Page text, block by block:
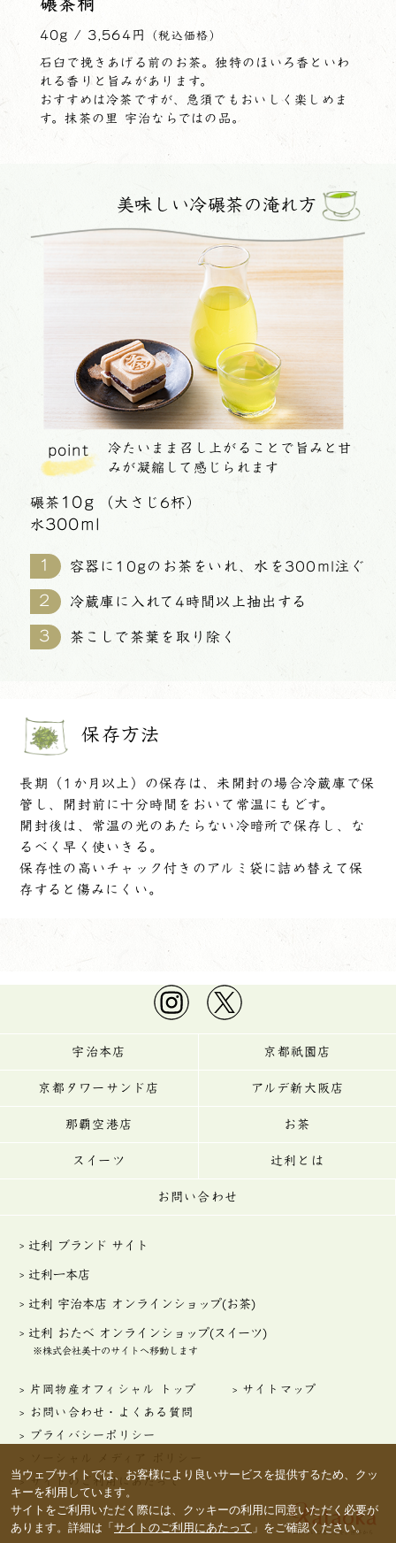
碾茶桐
40g / 3,564円 （税込価格）
石臼で挽きあげる前のお茶。独特のほいろ香といわ
れる香りと旨みがあります。
おすすめは冷茶ですが、急須でもおいしく楽しめま
す。抹茶の里 宇治ならではの品。
美味しい冷碾茶の淹れ方
point
冷たいまま召し上がることで旨みと甘
みが凝縮して感じられます
碾茶 10g
（大さじ6杯）
水300ml
容器に10gのお茶をいれ、水を300ml注ぐ
冷蔵庫に入れて4時間以上抽出する
茶こしで茶葉を取り除く
保存方法
長期（1か月以上）の保存は、未開封の場合冷蔵庫で保
管し、開封前に十分時間をおいて常温にもどす。
開封後は、常温の光のあたらない冷暗所で保存し、な
るべく早く使いきる。
保存性の高いチャック付きのアルミ袋に詰め替えて保
存すると傷みにくい。
宇治本店 京都祇園店
京都タワーサンド店 アルデ新大阪店
那覇空港店 お茶
スイーツ 辻利とは
お問い合わせ
辻利 ブランド サイト
辻利一本店
辻利 宇治本店 オンラインショップ(お茶)
辻利 おたべ オンラインショップ(スイーツ)
※株式会社美十のサイトへ移動します
片岡物産オフィシャル トップ
サイトマップ
お問い合わせ・よくある質問
プライバシーポリシー
ソーシャル メディア ポリシー
サイトのご利用にあたって
当ウェブサイトでは、お客様により良いサービスを提供するため、クッ
キーを利用しています。
サイトをご利用いただく際には、クッキーの利用に同意いただく必要が
あります。詳細は「 サイトのご利用にあたって 」をご確認ください。